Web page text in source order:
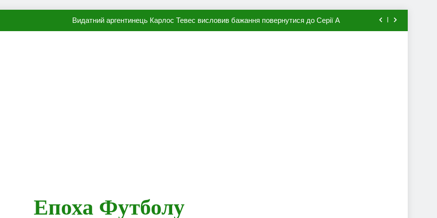
Наполі готовий продати Осімхена в ПСЖ: відома ціна трансфера
Епоха Футболу